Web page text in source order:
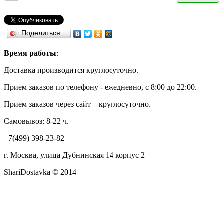
Поделиться…
Время работы:
Доставка производится круглосуточно.
Прием заказов по телефону - ежедневно, с 8:00 до 22:00.
Прием заказов через сайт – круглосуточно.
Самовывоз: 8-22 ч.
+7(499) 398-23-82
г. Москва, улица Дубнинская 14 корпус 2
ShariDostavka © 2014